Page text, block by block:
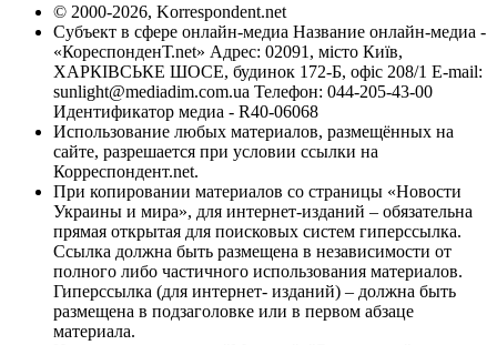
© 2000-2026, Korrespondent.net
Субъект в сфере онлайн-медиа Название онлайн-медиа -
«КореспонденТ.net» Адрес: 02091, місто Київ,
ХАРКІВСЬКЕ ШОСЕ, будинок 172-Б, офіс 208/1 E-mail:
sunlight@mediadim.com.ua Телефон: 044-205-43-00
Идентификатор медиа - R40-06068
Использование любых материалов, размещённых на
сайте, разрешается при условии ссылки на
Корреспондент.net.
При копировании материалов со страницы «Новости
Украины и мира», для интернет-изданий – обязательна
прямая открытая для поисковых систем гиперссылка.
Ссылка должна быть размещена в независимости от
полного либо частичного использования материалов.
Гиперссылка (для интернет- изданий) – должна быть
размещена в подзаголовке или в первом абзаце
материала.